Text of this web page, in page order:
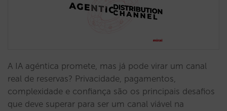
A IA agéntica promete, mas já pode virar um canal
real de reservas? Privacidade, pagamentos,
complexidade e confiança são os principais desafios
que deve superar para ser um canal viável na